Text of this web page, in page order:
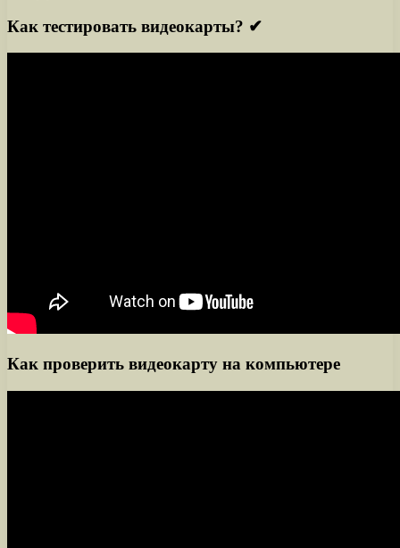
Как тестировать видеокарты? ✔
Как проверить видеокарту на компьютере